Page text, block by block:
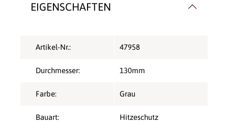
EIGENSCHAFTEN
Artikel-Nr.: 47958
Durchmesser: 130mm
Farbe: Grau
Bauart: Hitzeschutz